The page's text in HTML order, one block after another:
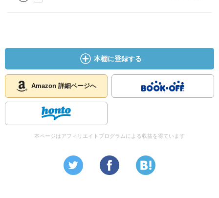
本棚に登録する
Amazon 詳細ページへ
本ページはアフィリエイトプログラムによる収益を得ています